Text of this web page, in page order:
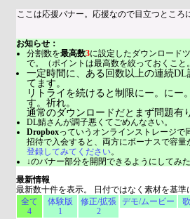
ここは応援バナー。応援なので目立つところ
お知らせ：
分割数を最高数3に設定したダウンロード
で。（ポイントは最高数を絞っておくこと
一定時間に、ある回数以上の連続DL
てます。
リトライを続けると制限にー。にー
す。祈れ。
通常のダウンロードだとまず問題有
DL鯖さんが調子悪くてごめんなさい。
Dropboxっていうオンラインストレージで
招待で入会すると、両方にボーナスで容量
登録してみてください。
↓のバナー部分を開閉できるようにしてみ
最新情報
最新数十件を表示。 日付ではなく素材を基準
全て
4
体験版
1
修正/拡張
2
デモ/ムービー